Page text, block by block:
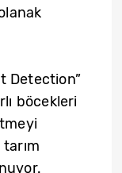
Detection”
böcekleri